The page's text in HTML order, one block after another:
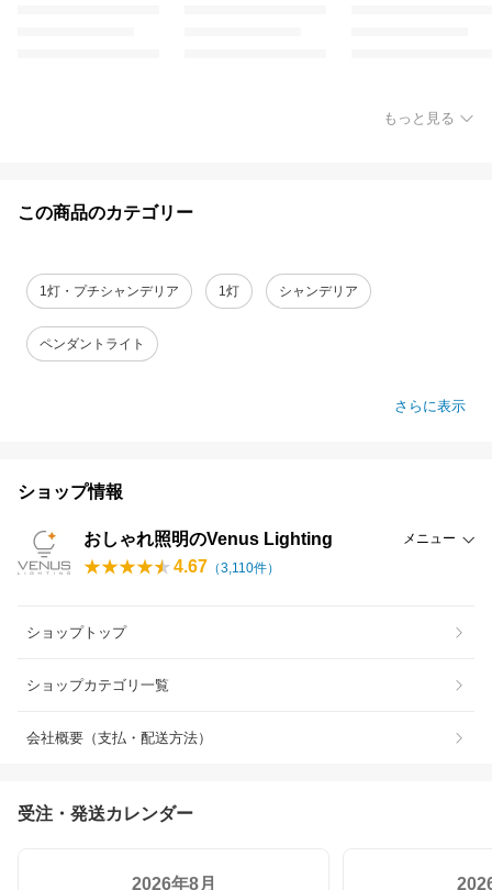
もっと見る
この商品のカテゴリー
1灯・プチシャンデリア 1灯 シャンデリア
ペンダントライト
さらに表示
ショップ情報
おしゃれ照明のVenus Lighting メニュー
4.67 （3,110件）
ショップトップ
ショップカテゴリ一覧
会社概要（支払・配送方法）
受注・発送カレンダー
2026年8月